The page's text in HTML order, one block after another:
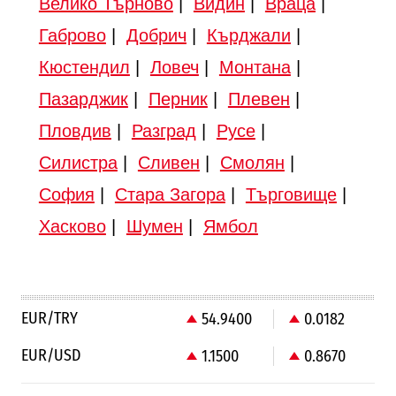
Габрово| Добрич Кърджали
Кюстендил
Ловеч Монтана|
Пазарджик| Перник| Плевен
Пловдив
Разград Русе|
Силистра| Сливен Смолян
София
Стара Загора| Търговище|
Хасково| Шумен Ямбол
EUR/TRY 54.9400
0.0182
EUR/USD
1.1500 0.8670